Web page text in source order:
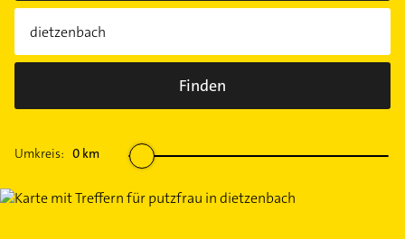
Finden
Umkreis: 0 km